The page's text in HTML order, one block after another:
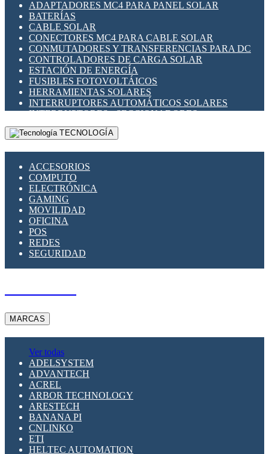
ADAPTADORES MC4 PARA PANEL SOLAR
BATERÍAS
CABLE SOLAR
CONECTORES MC4 PARA CABLE SOLAR
CONMUTADORES Y TRANSFERENCIAS PARA DC
CONTROLADORES DE CARGA SOLAR
ESTACIÓN DE ENERGÍA
FUSIBLES FOTOVOLTÁICOS
HERRAMIENTAS SOLARES
INTERRUPTORES AUTOMÁTICOS SOLARES
INTERRUPTORES - SECCIONADORES
FOTOVOLTÁICOS
MONTAJE PANEL SOLAR
SUPRESOR DE TRANSIENTES SPDS PARA
APLICACIONES FOTOVOLTAICAS
TECNOLOGÍA
ACCESORIOS
COMPUTO
ELECTRÓNICA
GAMING
MOVILIDAD
OFICINA
POS
REDES
SEGURIDAD
MARCAS
Ver todas
ADELSYSTEM
ADVANTECH
ACREL
ARBOR TECHNOLOGY
ARESTECH
BANANA PI
CNLINKO
ETI
HELTEC AUTOMATION